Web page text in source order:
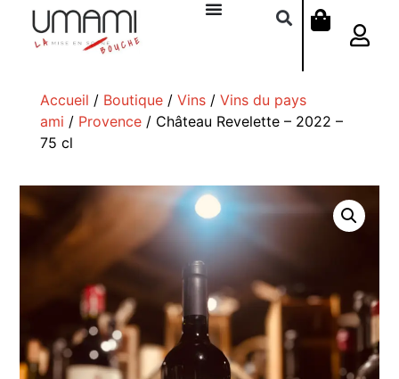
Accueil / Boutique/ Vins/ Vins du pays
ami / Provence/ Château Revelette – 2022 –
75 cl